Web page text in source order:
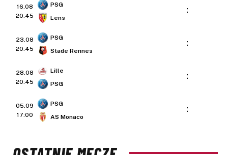
16.08
20:45
PSG
Lens
:
23.08
20:45
PSG
Stade Rennes
:
28.08
20:45
Lille
PSG
:
05.09
17:00
PSG
AS Monaco
: